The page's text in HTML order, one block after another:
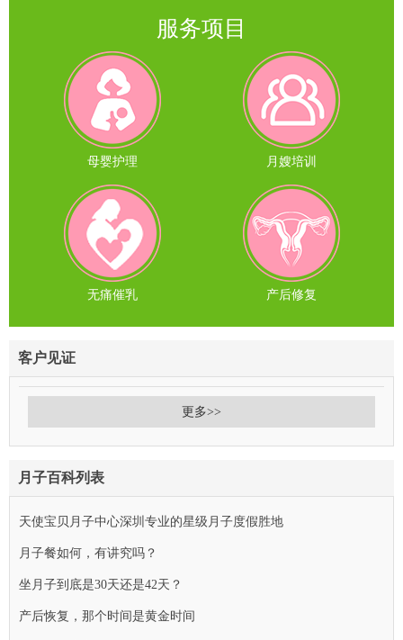
服务项目
母婴护理 月嫂培训
无痛催乳 产后修复
客户见证
更多>>
月子百科列表
天使宝贝月子中心深圳专业的星级月子度假胜地
月子餐如何，有讲究吗？
坐月子到底是30天还是42天？
产后恢复，那个时间是黄金时间